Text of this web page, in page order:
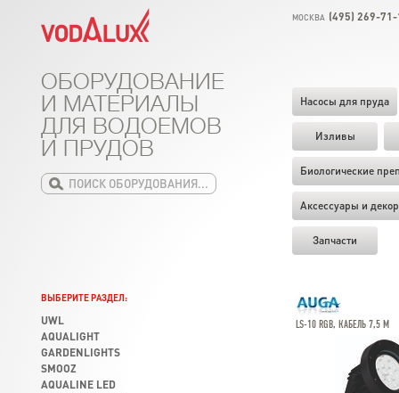
МОСКВА (495) 269-
Насосы для пруда
Изливы
Биологические
Аксессуары и декор
Запчасти
ОБОРУДОВАНИЕ
И МАТЕРИАЛЫ
ДЛЯ ВОДОЕМОВ
И ПРУДОВ
LS-10 RGB, КАБЕЛЬ 7,5 М
ВЫБЕРИТЕ РАЗДЕЛ:
UWL
AQUALIGHT
GARDENLIGHTS
SMOOZ
AQUALINE LED